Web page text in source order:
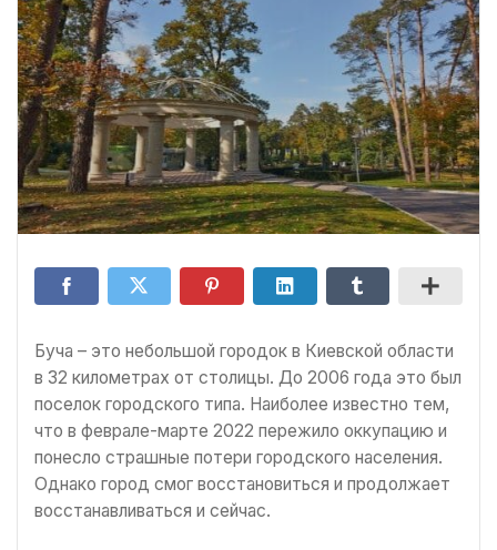
Буча – это небольшой городок в Киевской области
в 32 километрах от столицы. До 2006 года это был
поселок городского типа. Наиболее известно тем,
что в феврале-марте 2022 пережило оккупацию и
понесло страшные потери городского населения.
Однако город смог восстановиться и продолжает
восстанавливаться и сейчас.